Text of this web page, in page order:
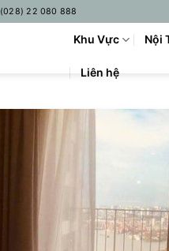
(028) 22 080 888
Khu Vực Nội
Liên hệ